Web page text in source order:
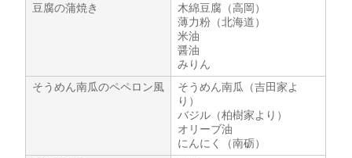
豆腐の蒲焼き
木綿豆腐（高岡）
薄力粉（北海道）
米油
醤油
みりん
そうめん南瓜のペペロン風
そうめん南瓜（吉田家よ
り）
バジル（柏樹家より）
オリーブ油
にんにく（南砺）